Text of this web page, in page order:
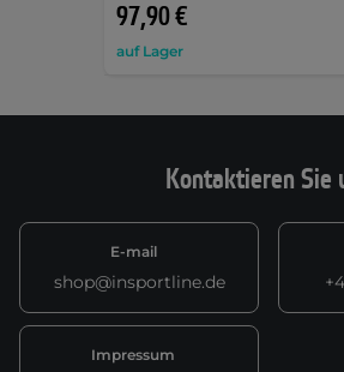
97,90 €
auf Lager
Kontaktieren Sie
E-mail
shop@insportline.de
Impressum